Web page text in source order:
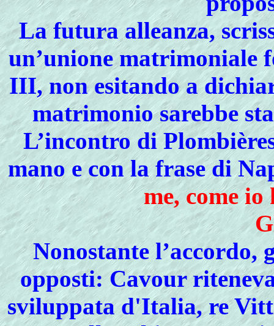
La futura alleanza,
un’unione matrimoniale
III, non esitando a
matrimonio sarebbe
L’incontro di
mano e con la frase di
me, come
Nonostante l’accordo,
opposti: Cavour
sviluppata d'Italia, re